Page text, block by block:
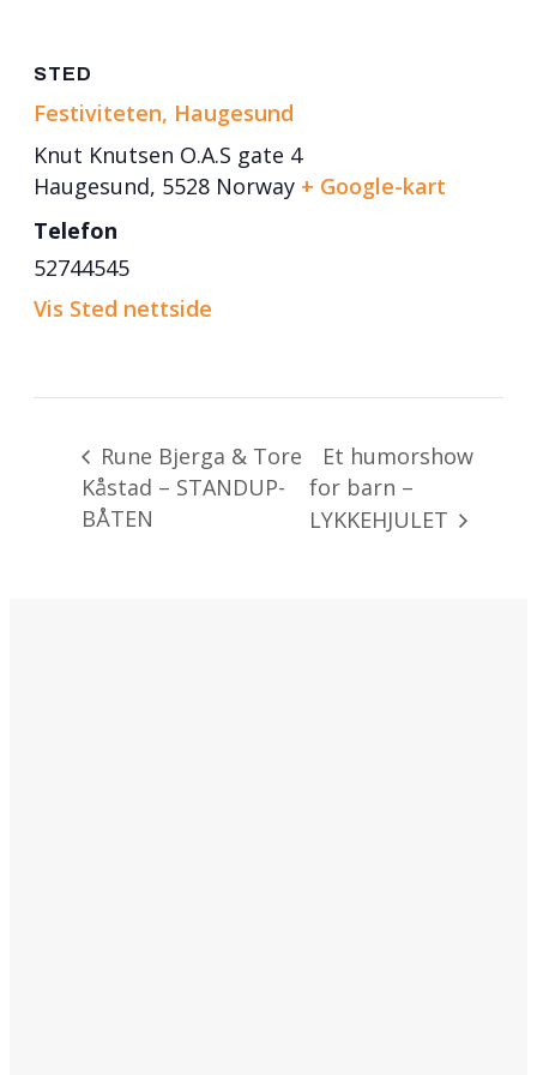
STED
Festiviteten, Haugesund
Knut Knutsen O.A.S gate 4
Haugesund, 5528 Norway + Google-kart
Telefon
52744545
Vis Sted nettside
Rune Bjerga & Tore
Kåstad – STANDUP-
BÅTEN
Et humorshow
for barn –
LYKKEHJULET